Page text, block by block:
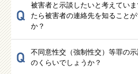
Q
被害者と示談したいと考えてい
たら被害者の連絡先を知ること
か？
Q
不同意性交（強制性交）等罪の
のくらいでしょうか？